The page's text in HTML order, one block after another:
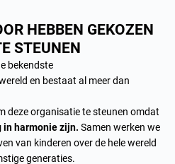
HEBBEN GEKOZEN
STEUNEN
bekendste
en bestaat al meer dan
deze organisatie te steunen omdat
in harmonie zijn. Samen werken we
van kinderen over de hele wereld
generaties.